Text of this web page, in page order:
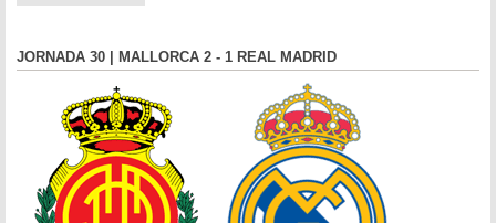
JORNADA 30 | MALLORCA 2 - 1 REAL MADRID